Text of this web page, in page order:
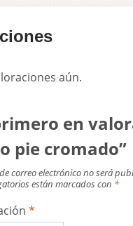
aún.
en
pie cromado”
correo electrónico no será
están marcados con *
*